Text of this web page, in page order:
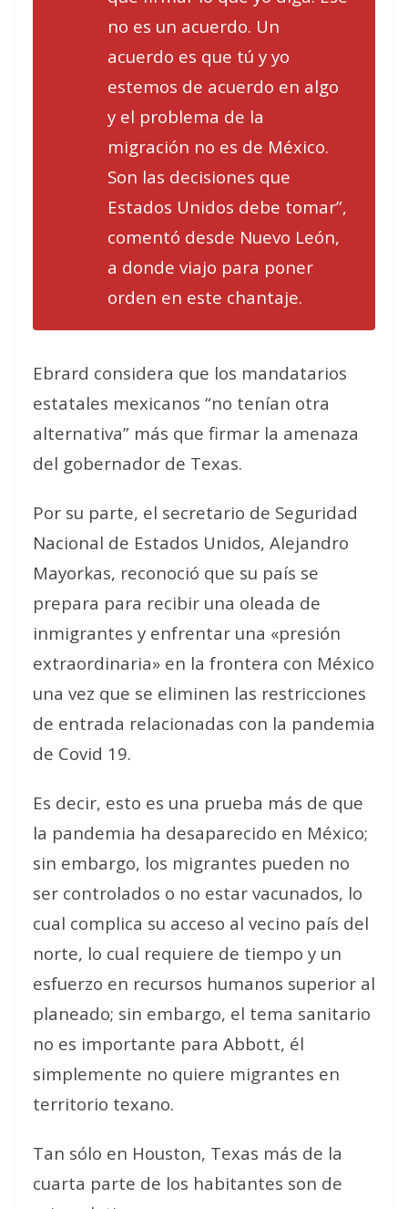
no es un acuerdo. Un
acuerdo es que tú y yo
estemos de acuerdo en algo
y el problema de la
migración no es de México.
Son las decisiones que
Estados Unidos debe tomar”,
comentó desde Nuevo León,
a donde viajo para poner
orden en este chantaje.
Ebrard considera que los mandatarios
estatales mexicanos “no tenían otra
alternativa” más que firmar la amenaza
del gobernador de Texas.
Por su parte, el secretario de Seguridad
Nacional de Estados Unidos, Alejandro
Mayorkas, reconoció que su país se
prepara para recibir una oleada de
inmigrantes y enfrentar una «presión
extraordinaria» en la frontera con México
una vez que se eliminen las restricciones
de entrada relacionadas con la pandemia
de Covid 19.
Es decir, esto es una prueba más de que
la pandemia ha desaparecido en México;
sin embargo, los migrantes pueden no
ser controlados o no estar vacunados, lo
cual complica su acceso al vecino país del
norte, lo cual requiere de tiempo y un
esfuerzo en recursos humanos superior al
planeado; sin embargo, el tema sanitario
no es importante para Abbott, él
simplemente no quiere migrantes en
territorio texano.
Tan sólo en Houston, Texas más de la
cuarta parte de los habitantes son de